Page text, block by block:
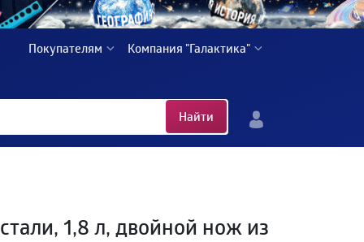
Покупателям Компания "Галактика"
Найти
1,8 л, двойной нож из